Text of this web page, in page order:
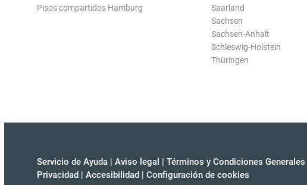
Pisos compartidos Hamburg
Saarland
Sachsen
Sachsen-Anhalt
Schleswig-Holstein
Thüringen
Servicio de Ayuda | Aviso legal | Términos y Condiciones Generales
Privacidad | Accesibilidad | Configuración de cookies